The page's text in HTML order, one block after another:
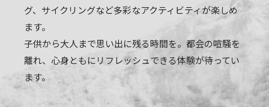
グ、サイクリングなど多彩なアクティビティが楽しめ
ます。
子供から大人まで思い出に残る時間を。都会の喧騒を
離れ、心身ともにリフレッシュできる体験が待ってい
ます。